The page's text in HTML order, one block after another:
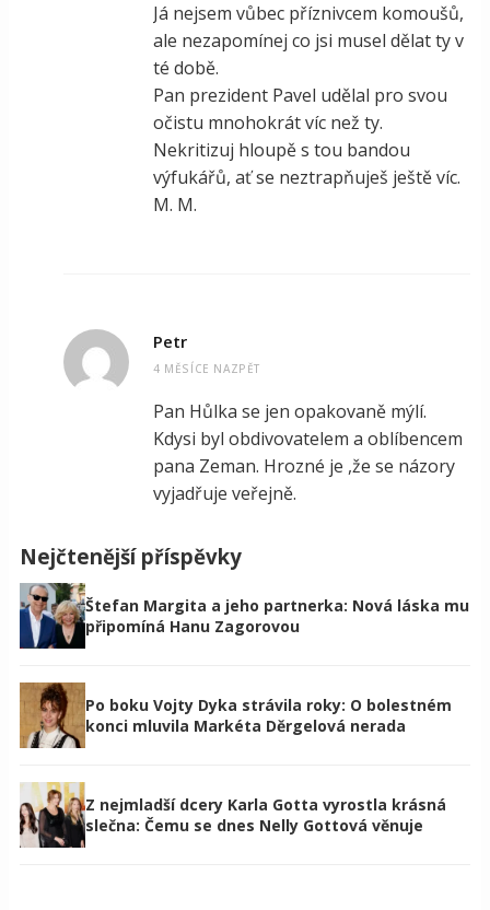
Já nejsem vůbec příznivcem komoušů,
ale nezapomínej co jsi musel dělat ty v
té době.
Pan prezident Pavel udělal pro svou
očistu mnohokrát víc než ty.
Nekritizuj hloupě s tou bandou
výfukářů, ať se neztrapňuješ ještě víc.
M. M.
Petr
4 MĚSÍCE NAZPĚT
Pan Hůlka se jen opakovaně mýlí.
Kdysi byl obdivovatelem a oblíbencem
pana Zeman. Hrozné je ,že se názory
vyjadřuje veřejně.
Nejčtenější příspěvky
Štefan Margita a jeho partnerka: Nová láska mu
připomíná Hanu Zagorovou
Po boku Vojty Dyka strávila roky: O bolestném
konci mluvila Markéta Děrgelová nerada
Z nejmladší dcery Karla Gotta vyrostla krásná
slečna: Čemu se dnes Nelly Gottová věnuje